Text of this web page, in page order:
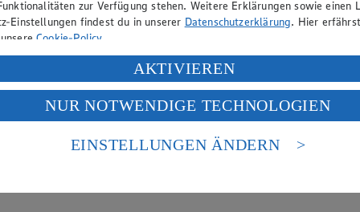
zur Verfügung stehen. Weitere Erklärungen sowie einen
Einstellungen findest du in unserer Datenschutzerklärung. Hier
Cookie-Policy.
deiner personenbezogenen Daten in den USA durch Facebook und
„Aktivieren“ klickst, willigst du im Sinne des Art. 49 Abs. 1 Satz 1 lit.
Daten in den USA verarbeitet werden. Der EuGH sieht die USA als
europäischen Standards nicht angemessenen Datenschutzniveau an. Es
Zugriffs durch US-amerikanische Behörden.
AKTIVIEREN
NUR NOTWENDIGE TECHNOLOGIEN
EINSTELLUNGEN ÄNDERN